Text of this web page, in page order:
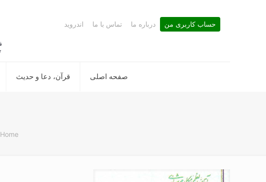
صفحه اصلی قرآن، دعا و حدیث
حساب کاربری من درباره ما تماس با ما اندروید
Home